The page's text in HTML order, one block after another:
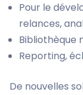
Pour le
relances,
Bibliothèque
Reporting,
De nouvelles